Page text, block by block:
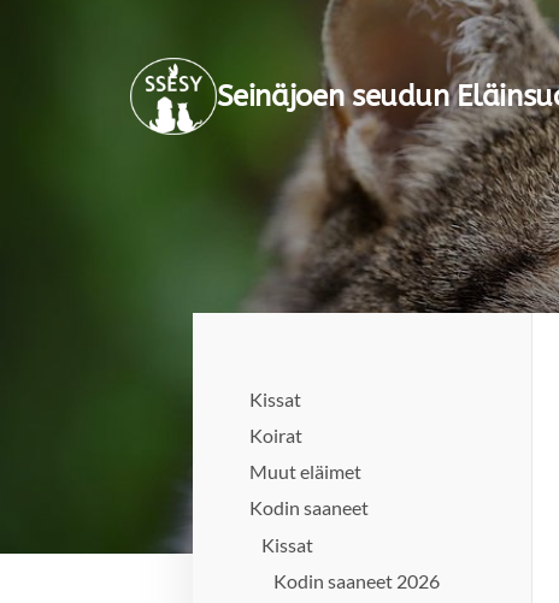
Seinäjoen seudun
Kissat
Koirat
Muut eläimet
Kodin saaneet
Kissat
Kodin saaneet 2026